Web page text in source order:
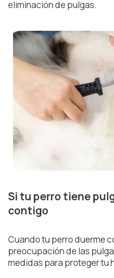
eliminación de pulgas.
Si tu perro tiene
contigo
Cuando tu perro duerme
preocupación de las
medidas para proteger tu